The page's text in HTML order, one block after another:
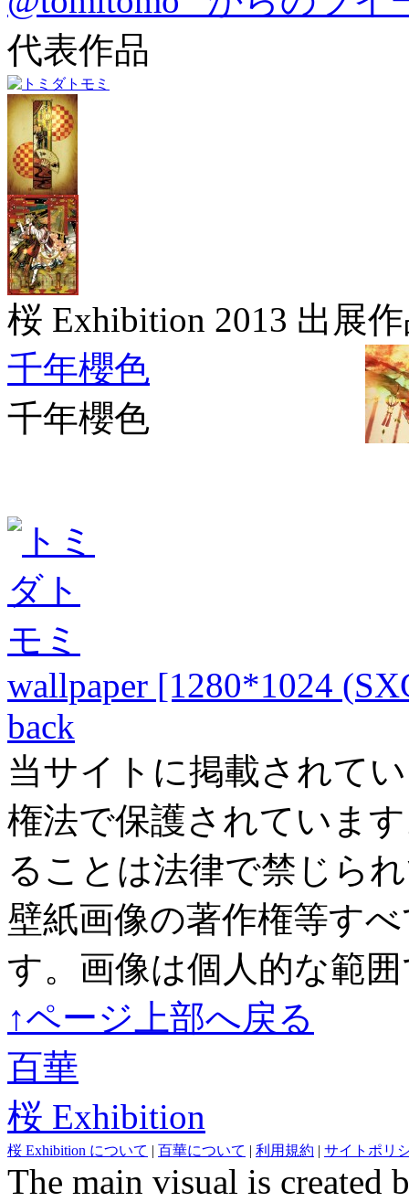
代表作品
桜 Exhibition 2013 出展
千年櫻色
千年櫻色
wallpaper [1280*1024
back
当サイトに掲載されて
権法で保護されていま
ることは法律で禁じら
壁紙画像の著作権等す
す。画像は個人的な範
↑ページ上部へ戻る
百華
桜 Exhibition
桜 Exhibition について | 百華について | 利用規約 | サイトポリ
The main visual is created